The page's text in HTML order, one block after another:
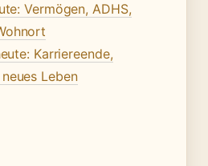
Vermögen, ADHS,
Karriereende,
Leben